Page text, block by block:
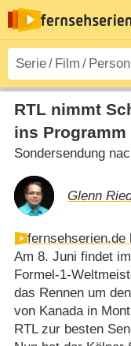
RTL nimmt
ins Programm
Sondersendung
Glenn
fernsehserien.de
Am 8. Juni findet
Formel-1-
das Rennen um
von Kanada in
RTL zur besten